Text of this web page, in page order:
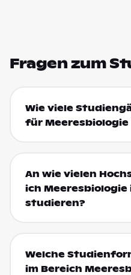
Fragen zum
Wie viele
für Meeresbiologie
An wie vielen
ich Meeresbiologie
studieren?
Welche
im Bereich